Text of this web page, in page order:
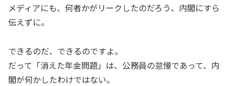
メディアにも、何者かがリークしたのだろう、内閣にすら
伝えずに。
できるのだ、できるのですよ。
だって「消えた年金問題」は、公務員の怠慢であって、内
閣が何かしたわけではない。